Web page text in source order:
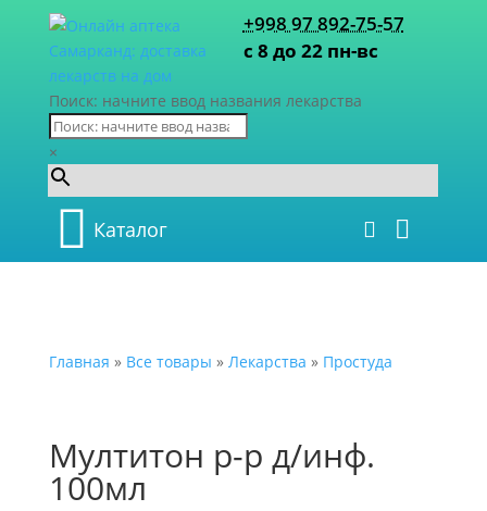
+998 97 892-75-57
с 8 до 22 пн-вс
Поиск: начните ввод названия лекарства
×
Каталог
Главная » Все товары » Лекарства » Простуда
Мултитон р-р д/инф.
100мл